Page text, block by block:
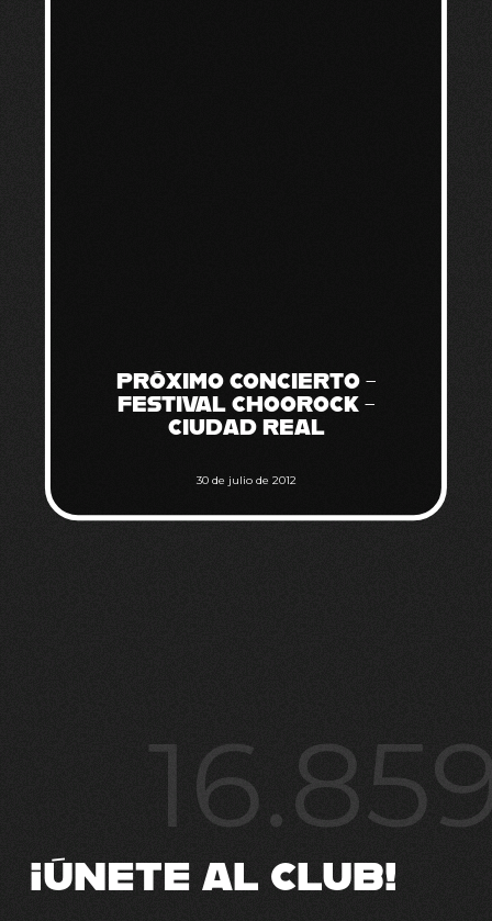
PRÓXIMO CONCIERTO –
FESTIVAL CHOOROCK –
CIUDAD REAL
30 de julio de 2012
¡ÚNETE AL CLUB!